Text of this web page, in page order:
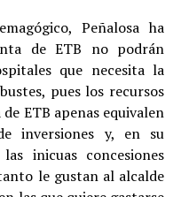
Peñalosa ha
de ETB no podrán
que necesita la
pues los recursos
ETB apenas equivalen
inversiones y, en su
inicuas concesiones
le gustan al alcalde